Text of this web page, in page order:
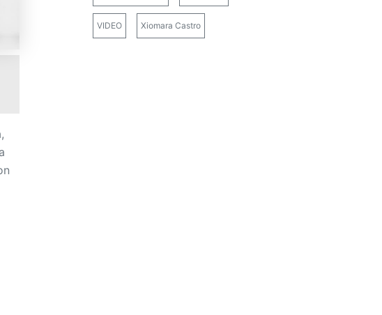
VIDEO Xiomara Castro